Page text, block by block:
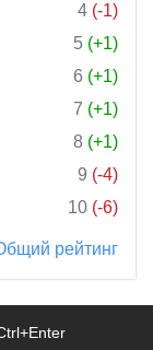
4 (-1)
5 (+1)
6 (+1)
7 (+1)
8 (+1)
9 (-4)
10 (-6)
рейтинг